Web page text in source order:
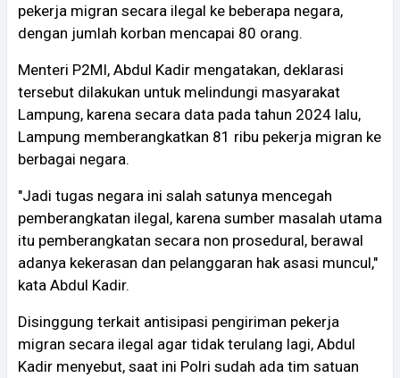
pekerja migran secara ilegal ke beberapa negara,
dengan jumlah korban mencapai 80 orang.
Menteri P2MI, Abdul Kadir mengatakan, deklarasi
tersebut dilakukan untuk melindungi masyarakat
Lampung, karena secara data pada tahun 2024 lalu,
Lampung memberangkatkan 81 ribu pekerja migran ke
berbagai negara.
"Jadi tugas negara ini salah satunya mencegah
pemberangkatan ilegal, karena sumber masalah utama
itu pemberangkatan secara non prosedural, berawal
adanya kekerasan dan pelanggaran hak asasi muncul,"
kata Abdul Kadir.
Disinggung terkait antisipasi pengiriman pekerja
migran secara ilegal agar tidak terulang lagi, Abdul
Kadir menyebut, saat ini Polri sudah ada tim satuan